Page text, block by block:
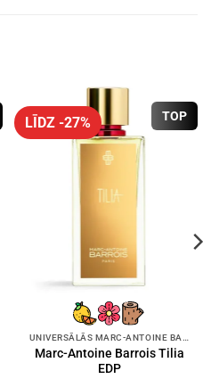
TOP
LĪDZ -27%
UNIVERSĀLĀS MARC-ANTOINE BARROIS SMARŽAS
Marc-Antoine Barrois Tilia
EDP